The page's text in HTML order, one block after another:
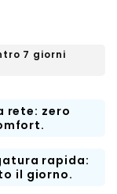
7 giorni
rete: zero
rapida:
il giorno.